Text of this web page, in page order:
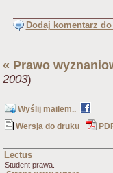
Dodaj komentarz
« Prawo
2003)
Wyślij mailem..
Wersja do druku
Lectus
Student prawa.